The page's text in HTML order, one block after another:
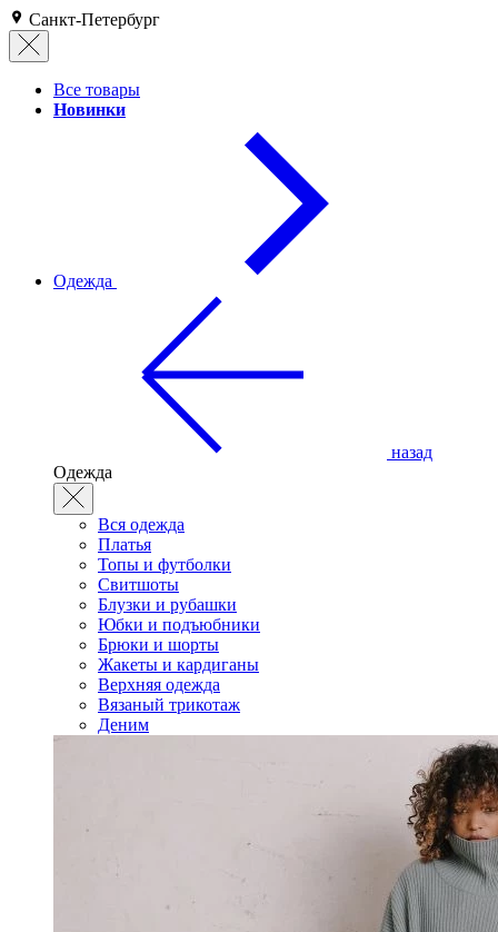
Санкт-Петербург
Все товары
Новинки
Одежда
назад
Одежда
Вся одежда
Платья
Топы и футболки
Свитшоты
Блузки и рубашки
Юбки и подъюбники
Брюки и шорты
Жакеты и кардиганы
Верхняя одежда
Вязаный трикотаж
Деним